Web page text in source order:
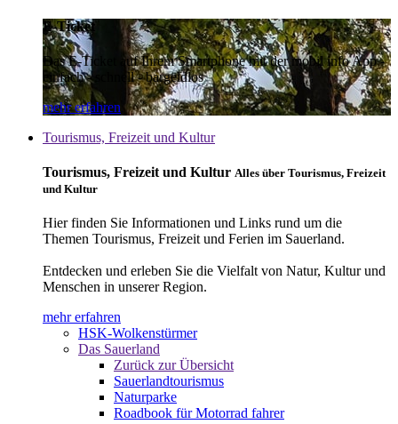
E-Ticket
Das E-Ticket auf Ihrem Smartphone mit der mobil info App -
einfach - schnell - bargeldlos
mehr erfahren
Tourismus, Freizeit und Kultur
Tourismus, Freizeit und Kultur Alles über Tourismus, Freizeit
und Kultur
Hier finden Sie Informationen und Links rund um die
Themen Tourismus, Freizeit und Ferien im Sauerland.
Entdecken und erleben Sie die Vielfalt von Natur, Kultur und
Menschen in unserer Region.
mehr erfahren
HSK-Wolkenstürmer
Das Sauerland
Zurück zur Übersicht
Sauerlandtourismus
Naturparke
Roadbook für Motorrad fahrer